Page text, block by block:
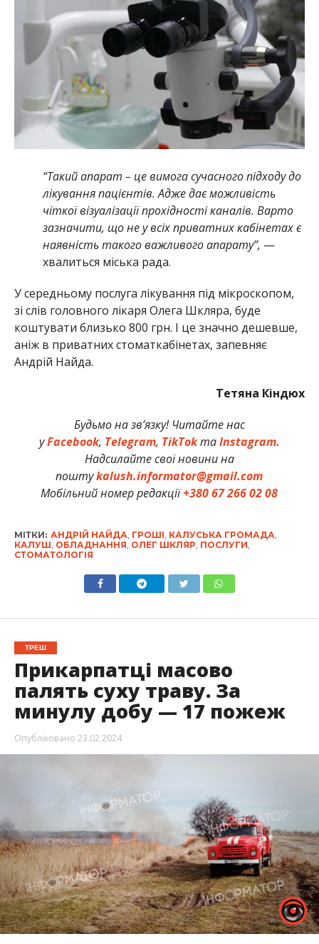
“Такий апарат – це вимога сучасного підходу до
лікування пацієнтів. Адже дає можливість
чіткої візуалізації прохідності каналів. Варто
зазначити, що не у всіх приватних кабінетах є
наявність такого важливого апарату”, —
хвалиться міська рада.
У середньому послуга лікування під мікроскопом,
зі слів головного лікаря Олега Шкляра, буде
коштувати близько 800 грн. І це значно дешевше,
аніж в приватних стоматкабінетах, запевняє
Андрій Найда.
Тетяна Кіндюх
Будьмо на зв’язку! Читайте нас
уFacebook, Telegram, TikTokтаInstagram.
Надсилайте свої новини на
поштуkalush.informator@gmail.com
Мобільний номер редакції+380 67 266 02 08
МІТКИ: АНДРІЙ НАЙДА ГРОШІ КАЛУСЬКА ГРОМАДА
КАЛУШ ОБЛАДНАННЯ ОЛЕГ ШКЛЯР ПОСЛУГИ
СТОМАТОЛОГІЯ
ТРЕШ
Прикарпатці масово
палять суху траву. За
минулу добу — 17 пожеж
Опубліковано 23.02.2024